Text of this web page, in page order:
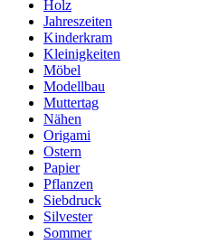
Holz
Jahreszeiten
Kinderkram
Kleinigkeiten
Möbel
Modellbau
Muttertag
Nähen
Origami
Ostern
Papier
Pflanzen
Siebdruck
Silvester
Sommer